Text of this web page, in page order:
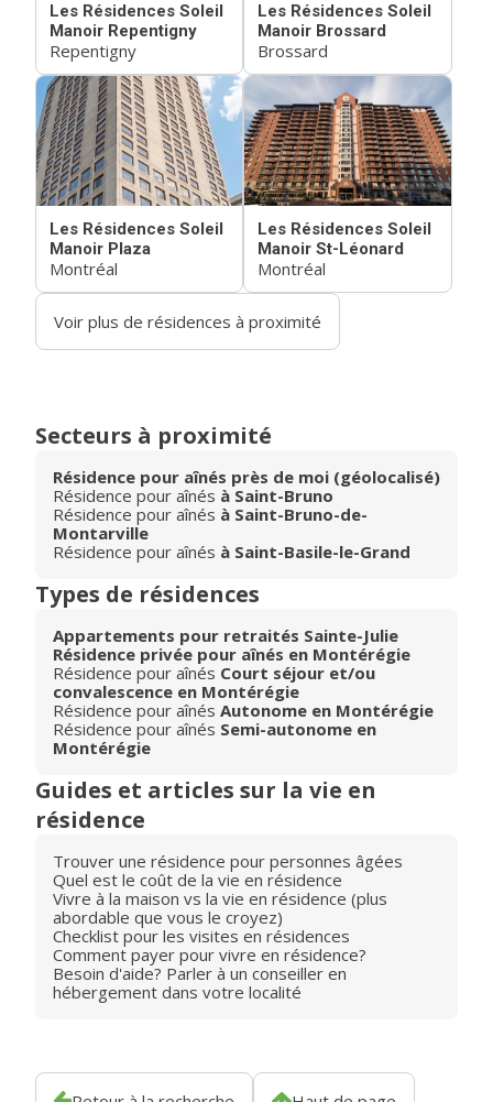
Les Résidences Soleil
Manoir Repentigny
Repentigny
Les Résidences Soleil
Manoir Brossard
Brossard
Les Résidences Soleil
Manoir Plaza
Montréal
Les Résidences Soleil
Manoir St-Léonard
Montréal
Voir plus de résidences à proximité
Secteurs à proximité
Résidence pour aînés près de moi (géolocalisé)
Résidence pour aînés à Saint-Bruno
Résidence pour aînés à Saint-Bruno-de-
Montarville
Résidence pour aînés à Saint-Basile-le-Grand
Types de résidences
Appartements pour retraités Sainte-Julie
Résidence privée pour aînés en Montérégie
Résidence pour aînés Court séjour et/ou
convalescence en Montérégie
Résidence pour aînés Autonome en Montérégie
Résidence pour aînés Semi-autonome en
Montérégie
Guides et articles sur la vie en
résidence
Trouver une résidence pour personnes âgées
Quel est le coût de la vie en résidence
Vivre à la maison vs la vie en résidence (plus
abordable que vous le croyez)
Checklist pour les visites en résidences
Comment payer pour vivre en résidence?
Besoin d'aide? Parler à un conseiller en
hébergement dans votre localité